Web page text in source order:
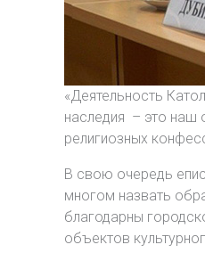
«Деятельность
наследия – это наш
религиозных
В свою очередь
многом назвать
благодарны
объектов